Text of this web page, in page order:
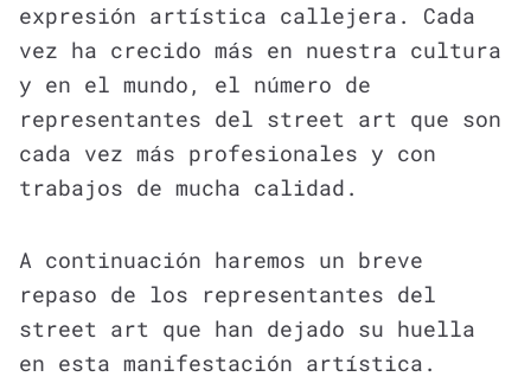
expresión artística callejera. Cada
vez ha crecido más en nuestra cultura
y en el mundo, el número de
representantes del street art que son
cada vez más profesionales y con
trabajos de mucha calidad.
A continuación haremos un breve
repaso de los representantes del
street art que han dejado su huella
en esta manifestación artística.